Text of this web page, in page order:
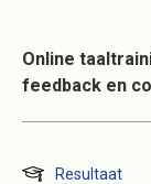
Online
feedback en
Resultaat